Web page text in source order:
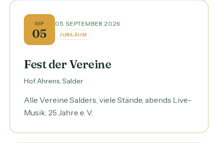
SEP
05
05. SEPTEMBER 2026
JUBILÄUM
Fest der Vereine
Hof Ahrens, Salder
Alle Vereine Salders, viele Stände, abends Live-
Musik. 25 Jahre e. V.